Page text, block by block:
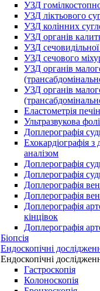
УЗД
УЗД ліктьового
УЗД колінних
УЗД органів
УЗД
УЗД сечового
УЗД органів
УЗД органів
Еластометрія
Ультразвукова
Доплерографія
Ехокардіографія з
аналізом
Доплерографія
Доплерографія
Доплерографія
Доплерографія
Доплерографія
кінцівок
Доплерографія
Біопсія
Ендоскопічні
Ендоскопічні
Гастроскопія
Колоноскопія